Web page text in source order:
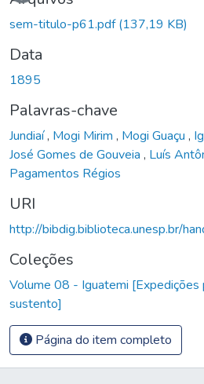
sem-titulo-p61.pdf(137,19 KB)
Data
1895
Palavras-chave
Jundiaí, Mogi Mirim , Mogi Guaçu ,
José Gomes de Gouveia , Luís
Pagamentos Régios
URI
http://bibdig.biblioteca.unesp.br/
Coleções
Volume 08 - Iguatemi [Expedições
sustento]
Página do item completo